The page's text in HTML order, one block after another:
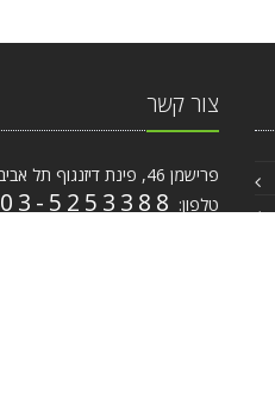
צור קשר
פרישמן 46, פינת דיזנגוף תל אביב
טלפון: 03-5253388